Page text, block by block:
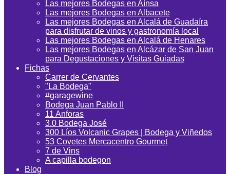
Las mejores Bodegas en Aínsa
Las mejores Bodegas en Albacete
Las mejores Bodegas en Alcalá de Guadaíra
para disfrutar de vinos y gastronomía local
Las mejores Bodegas en Alcalá de Henares
Las mejores Bodegas en Alcázar de San Juan
para Degustaciones y Visitas Guiadas
Fichas
Carrer de Cervantes
"La Bodega"
#garagewine
Bodega Juan Pablo II
11 Anforas
3.0 Bodega José
300 Líos Volcanic Grapes | Bodega y Viñedos
53 Covetes Mercacentro Gourmet
7 de Vins
A capilla bodegon
Blog